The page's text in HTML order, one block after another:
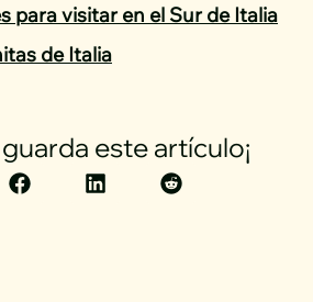
para visitar en el Sur de Italia
de Italia
este artículo¡